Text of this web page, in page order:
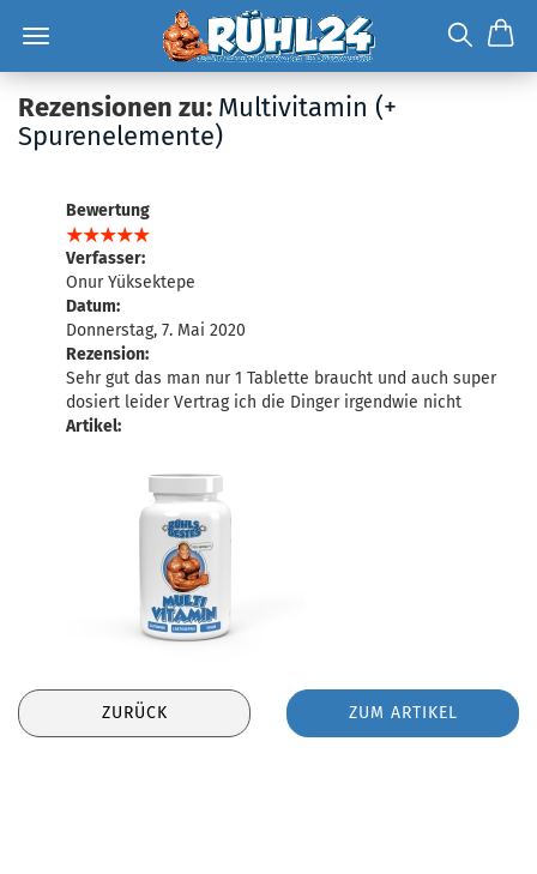
Rezensionen zu: Multivitamin (+
Spurenelemente)
Bewertung
Verfasser:
Onur Yüksektepe
Datum:
Donnerstag, 7. Mai 2020
Rezension:
Sehr gut das man nur 1 Tablette braucht und auch super
dosiert leider Vertrag ich die Dinger irgendwie nicht
Artikel:
ZURÜCK ZUM ARTIKEL